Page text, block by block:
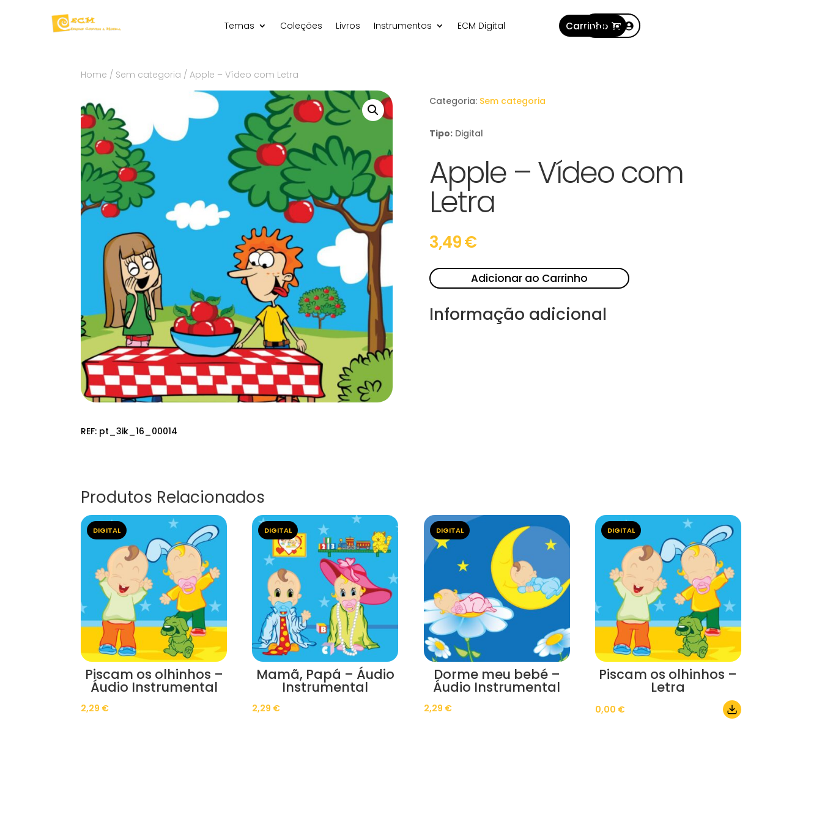
Temas Coleções Livros Instrumentos ECM Digital Carrinho
Conta
Home / Sem categoria / Apple – Vídeo com Letra
REF: pt_3ik_16_00014
Categoria: Sem categoria
Tipo: Digital
Apple – Vídeo com
Letra
3,49€
Adicionar ao Carrinho
Informação adicional
Produtos Relacionados
DIGITAL
Piscam os olhinhos –
Áudio Instrumental
2,29 €
DIGITAL
Mamã, Papá – Áudio
Instrumental
2,29 €
DIGITAL
Dorme meu bebé –
Áudio Instrumental
2,29 €
DIGITAL
Piscam os olhinhos –
Letra
0,00 €